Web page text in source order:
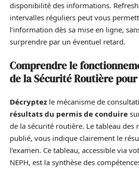
disponibilité des informations.
intervalles réguliers peut vous
l’information dès sa mise en ligne,
surprendre par un éventuel retard.
Comprendre le
de la Sécurité Routière
Décryptez le mécanisme de
résultats du permis de conduire
de la sécurité routière. Le tableau des
publié, vous indique clairement le
l’examen. Ce tableau, accessible via
NEPH, est la synthèse des